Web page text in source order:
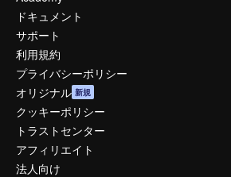
ドキュメント
サポート
利用規約
プライバシーポリシー
オリジナル 新規
クッキーポリシー
トラストセンター
アフィリエイト
法人向け